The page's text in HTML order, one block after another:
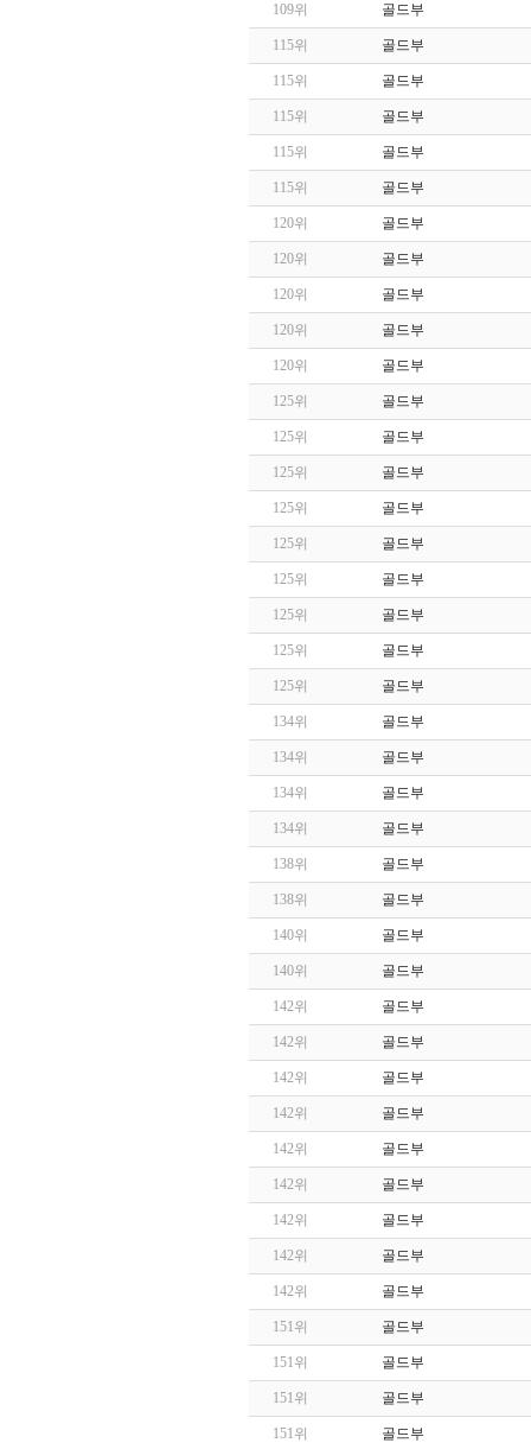
109위 골드부
115위 골드부
115위 골드부
115위 골드부
115위 골드부
115위 골드부
120위 골드부
120위 골드부
120위 골드부
120위 골드부
120위 골드부
125위 골드부
125위 골드부
125위 골드부
125위 골드부
125위 골드부
125위 골드부
125위 골드부
125위 골드부
125위 골드부
134위 골드부
134위 골드부
134위 골드부
134위 골드부
138위 골드부
138위 골드부
140위 골드부
140위 골드부
142위 골드부
142위 골드부
142위 골드부
142위 골드부
142위 골드부
142위 골드부
142위 골드부
142위 골드부
142위 골드부
151위 골드부
151위 골드부
151위 골드부
151위 골드부